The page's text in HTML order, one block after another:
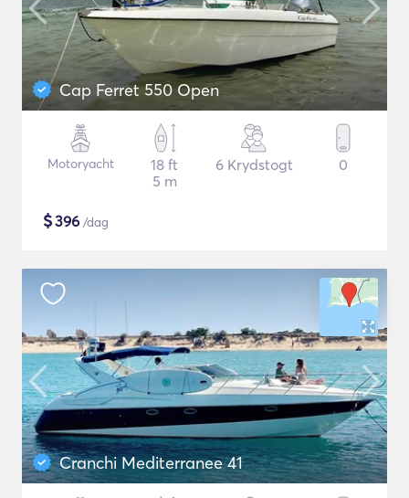
Cap Ferret 550 Open
Motoryacht
18 ft
5 m
6 Krydstogt 0
$396 /dag
Cranchi Mediterranee 41